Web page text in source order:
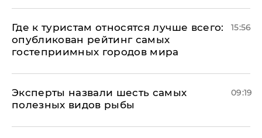
Где к туристам относятся лучше всего:
опубликован рейтинг самых
гостеприимных городов мира
15:56
Эксперты назвали шесть самых
полезных видов рыбы
09:19